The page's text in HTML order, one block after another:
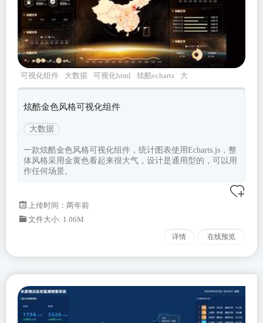
可视化组件 大数据 可视化html 炫酷echarts
大
屏界面
炫酷金色风格可视化组件
大数据
一款炫酷金色风格可视化组件，统计图表使用Echarts.js，整
体风格采用金黄色看起来很大气，设计是通用型的，可以用
作任何场景。
上传时间：两年前
文件大小: 1.06M
详情 在线预览